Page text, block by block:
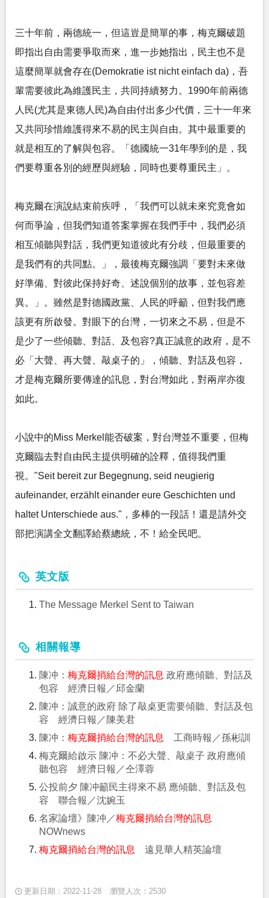
三十年前，兩德統一，但這豈是簡單的事，梅克爾破題
即指出自由需要爭取而來，進一步她指出，民主也不是
這麼簡單就會存在(Demokratie ist nicht einfach da)，吾
輩需要彼此為維護民主，共同持續努力。1990年前兩德
人民(尤其是東德人民)為自由付出多少代價，三十一年來
又共同珍惜維護得來不易的民主與自由。其中最重要的
就是相互的了解與包容。「德國統一31年學到的是，我
們要尊重各別的經歷與經驗，同時也要尊重民主」。
梅克爾在演說結束前疾呼，「我們可以就未來究竟會如
何而爭論，但我們知道答案掌握在我們手中，我們必須
相互傾聽與對話，我們更知道彼此有分歧，但最重要的
是我們有的共同點。」，最後梅克爾強調「要對未來做
好準備、對彼此保持好奇、述說個別的故事，並包容差
異。」。雖然是對德國政黨、人民的呼籲，但對我們應
該更有所啟發。對眼下的台灣，一切來之不易，但是不
是少了一些傾聽、對話、及包容?真正誠意的政府，是不
必「大聲、再大聲、敲桌子的」，傾聽、對話及包容，
才是梅克爾所要傳達的訊息，對台灣如此，對兩岸亦復
如此。
小說中的Miss Merkel能否破案，對台灣並不重要，但梅
克爾臨去對自由民主提供明確的詮釋，值得我們重
視。"Seit bereit zur Begegnung, seid neugierig
aufeinander, erzählt einander eure Geschichten und
haltet Unterschiede aus."，多棒的一段話！還是請外交
部把演講全文翻譯給蔡總統，不！給全民吧。
英文版
The Message Merkel Sent to Taiwan
相關報導
陳冲： 梅克爾捎給台灣的訊息 政府應傾聽、對話及
包容 經濟日報／邱金蘭
陳冲：誠意的政府 除了敲桌更需要傾聽、對話及包
容 經濟日報／陳美君
陳冲： 梅克爾捎給台灣的訊息
工商時報／孫彬訓
梅克爾給啟示 陳冲：不必大聲、敲桌子 政府應傾
聽包容 經濟日報／仝澤蓉
公投前夕 陳冲籲民主得來不易 應傾聽、對話及包
容 聯合報／沈婉玉
名家論壇》陳冲／梅克爾捎給台灣的訊息
NOWnews
梅克爾捎給台灣的訊息
遠見華人精英論壇
更新日期：2022-11-28 瀏覽人次：2530